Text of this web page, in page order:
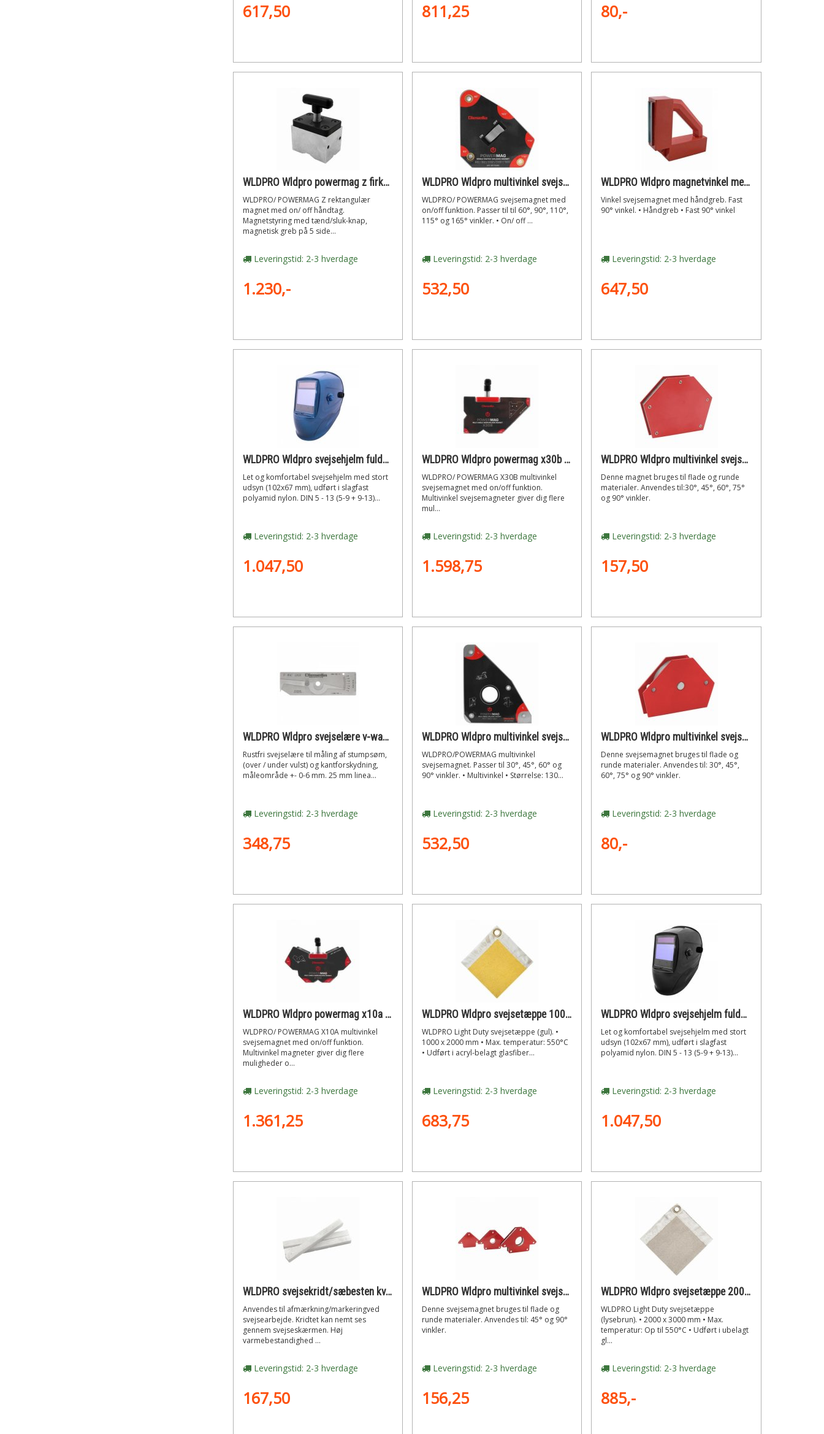
617,50 811,25 80,-
WLDPRO Wldpro powermag z firkantet magnet med on/off funktion (120kg/1175n)
WLDPRO/ POWERMAG Z rektangulær
magnet med on/ off håndtag.
Magnetstyring med tænd/sluk-knap,
magnetisk greb på 5 side...
Leveringstid: 2-3 hverdage
1.230,-
WLDPRO Wldpro multivinkel svejsemagnet med 60°/90°/110°/115°/165° vinkler og on/off funktion (30kg/295n)
WLDPRO/ POWERMAG svejsemagnet med
on/off funktion. Passer til til 60°, 90°, 110°,
115° og 165° vinkler. • On/ off ...
Leveringstid: 2-3 hverdage
532,50
WLDPRO Wldpro magnetvinkel med fast 90° vinkel og håndgreb (400n / 40kg)
Vinkel svejsemagnet med håndgreb. Fast
90° vinkel. • Håndgreb • Fast 90° vinkel
Leveringstid: 2-3 hverdage
647,50
WLDPRO Wldpro svejsehjelm fuldautomatisk med variabel din 5-9/9-13 (blå)
Let og komfortabel svejsehjelm med stort
udsyn (102x67 mm), udført i slagfast
polyamid nylon. DIN 5 - 13 (5-9 + 9-13)...
Leveringstid: 2-3 hverdage
1.047,50
WLDPRO Wldpro powermag x30b multivinkel svejsemagnet med on/off funktion (1175n/120kg)
WLDPRO/ POWERMAG X30B multivinkel
svejsemagnet med on/off funktion.
Multivinkel svejsemagneter giver dig flere
mul...
Leveringstid: 2-3 hverdage
1.598,75
WLDPRO Wldpro multivinkel svejsemagnet med 30°/45°/60°/75°/90° vinkler (330n)
Denne magnet bruges til flade og runde
materialer. Anvendes til:30°, 45°, 60°, 75°
og 90° vinkler.
Leveringstid: 2-3 hverdage
157,50
WLDPRO Wldpro svejselære v-wac (model j)
Rustfri svejselære til måling af stumpsøm,
(over / under vulst) og kantforskydning,
måleområde +- 0-6 mm. 25 mm linea...
Leveringstid: 2-3 hverdage
348,75
WLDPRO Wldpro multivinkel svejsemagnet med 30°/45°/60°/90° vinkler (55kg/540n)
WLDPRO/POWERMAG multivinkel
svejsemagnet. Passer til 30°, 45°, 60° og
90° vinkler. • Multivinkel • Størrelse: 130...
Leveringstid: 2-3 hverdage
532,50
WLDPRO Wldpro multivinkel svejsemagnet med 30°/45°/60°/75°/90° vinkler (110n)
Denne svejsemagnet bruges til flade og
runde materialer. Anvendes til: 30°, 45°,
60°, 75° og 90° vinkler.
Leveringstid: 2-3 hverdage
80,-
WLDPRO Wldpro powermag x10a multivinkel svejsemagnet med on/off funktion (585n/60kg)
WLDPRO/ POWERMAG X10A multivinkel
svejsemagnet med on/off funktion.
Multivinkel magneter giver dig flere
muligheder o...
Leveringstid: 2-3 hverdage
1.361,25
WLDPRO Wldpro svejsetæppe 1000x2000 mm op til 550°c udført i acryl belagt glasfiber (gul)
WLDPRO Light Duty svejsetæppe (gul). •
1000 x 2000 mm • Max. temperatur: 550°C
• Udført i acryl-belagt glasfiber...
Leveringstid: 2-3 hverdage
683,75
WLDPRO Wldpro svejsehjelm fuldautomatisk med variabel din 5-9/9-13 (sort)
Let og komfortabel svejsehjelm med stort
udsyn (102x67 mm), udført i slagfast
polyamid nylon. DIN 5 - 13 (5-9 + 9-13)...
Leveringstid: 2-3 hverdage
1.047,50
WLDPRO svejsekridt/sæbesten kvadrat form 10x10x100 mm 50 stk.
Anvendes til afmærkning/markeringved
svejsearbejde. Kridtet kan nemt ses
gennem svejseskærmen. Høj
varmebestandighed ...
Leveringstid: 2-3 hverdage
167,50
WLDPRO Wldpro multivinkel svejsemagnet med 45°/90° vinkler (330n)
Denne svejsemagnet bruges til flade og
runde materialer. Anvendes til: 45° og 90°
vinkler.
Leveringstid: 2-3 hverdage
156,25
WLDPRO Wldpro svejsetæppe 2000x3000 mm op til 550°c udført i ubelagt glasfiber (lysebrun)
WLDPRO Light Duty svejsetæppe
(lysebrun). • 2000 x 3000 mm • Max.
temperatur: Op til 550°C • Udført i ubelagt
gl...
Leveringstid: 2-3 hverdage
885,-